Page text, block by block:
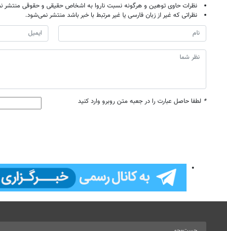
نظرات حاوی توهین و هرگونه نسبت ناروا به اشخاص حقیقی و حقوقی منتشر
نظراتی که غیر از زبان فارسی یا غیر مرتبط با خبر باشد منتشر نمی‌شود.
* لطفا حاصل عبارت را در جعبه متن روبرو وارد کنید